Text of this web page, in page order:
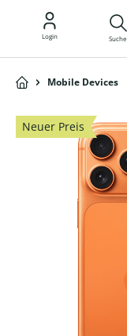
Login Suche
Mobile Devices
Neuer Preis